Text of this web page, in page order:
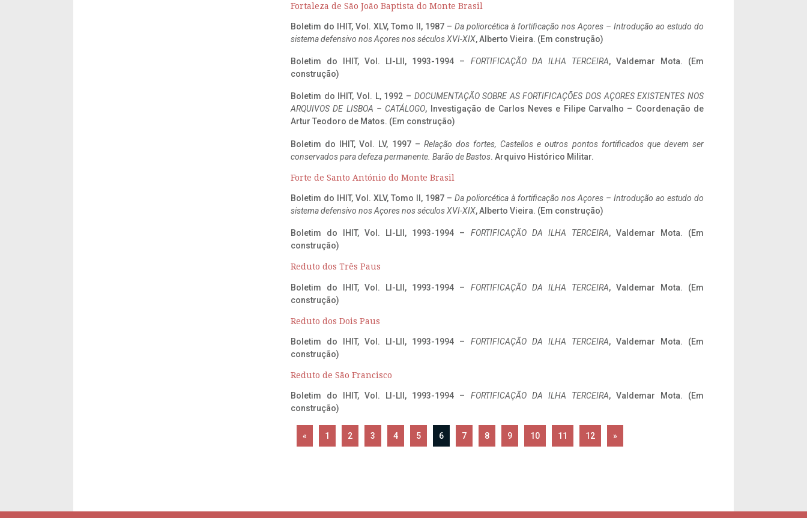
Fortaleza de São João Baptista do Monte Brasil
Boletim do IHIT, Vol. XLV, Tomo II, 1987 – Da poliorcética à fortificação nos Açores – Introdução ao estudo do
sistema defensivo nos Açores nos séculos XVI-XIX, Alberto Vieira. (Em construção)
Boletim do IHIT, Vol. LI-LII, 1993-1994 – FORTIFICAÇÃO DA ILHA TERCEIRA, Valdemar Mota. (Em
construção)
Boletim do IHIT, Vol. L, 1992 – DOCUMENTAÇÃO SOBRE AS FORTIFICAÇÕES DOS AÇORES EXISTENTES NOS
ARQUIVOS DE LISBOA – CATÁLOGO, Investigação de Carlos Neves e Filipe Carvalho – Coordenação de
Artur Teodoro de Matos. (Em construção)
Boletim do IHIT, Vol. LV, 1997 – Relação dos fortes, Castellos e outros pontos fortificados que devem ser
conservados para defeza permanente. Barão de Bastos. Arquivo Histórico Militar.
Forte de Santo António do Monte Brasil
Boletim do IHIT, Vol. XLV, Tomo II, 1987 – Da poliorcética à fortificação nos Açores – Introdução ao estudo do
sistema defensivo nos Açores nos séculos XVI-XIX, Alberto Vieira. (Em construção)
Boletim do IHIT, Vol. LI-LII, 1993-1994 – FORTIFICAÇÃO DA ILHA TERCEIRA, Valdemar Mota. (Em
construção)
Reduto dos Três Paus
Boletim do IHIT, Vol. LI-LII, 1993-1994 – FORTIFICAÇÃO DA ILHA TERCEIRA, Valdemar Mota. (Em
construção)
Reduto dos Dois Paus
Boletim do IHIT, Vol. LI-LII, 1993-1994 – FORTIFICAÇÃO DA ILHA TERCEIRA, Valdemar Mota. (Em
construção)
Reduto de São Francisco
Boletim do IHIT, Vol. LI-LII, 1993-1994 – FORTIFICAÇÃO DA ILHA TERCEIRA, Valdemar Mota. (Em
construção)
« 1 2 3 4 5 6 7 8 9 10 11 12 »